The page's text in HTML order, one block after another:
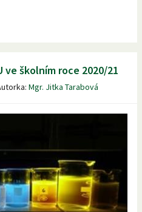
ve školním roce 2020/21
Mgr. Jitka Tarabová